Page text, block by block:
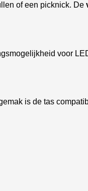
of een picknick. De
voor
is de tas